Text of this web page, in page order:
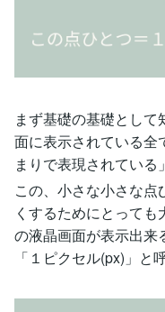
まず基礎の基礎とし
面に表示されている全
まりで表現されている
この、小さな小さな
くするためにとって
の液晶画面が表示出来
「１ピクセル(px)」と